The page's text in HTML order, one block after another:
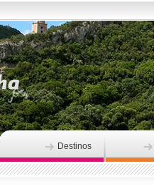
Destinos